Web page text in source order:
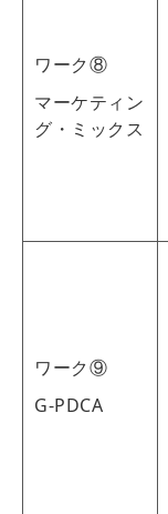
ワーク⑧
マーケティン
グ・ミックス
ワーク⑨
G-PDCA